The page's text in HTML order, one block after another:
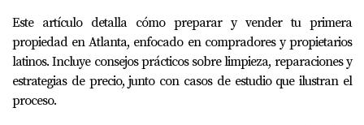
Este artículo detalla cómo preparar y vender tu primera
propiedad en Atlanta, enfocado en compradores y propietarios
latinos. Incluye consejos prácticos sobre limpieza, reparaciones y
estrategias de precio, junto con casos de estudio que ilustran el
proceso.